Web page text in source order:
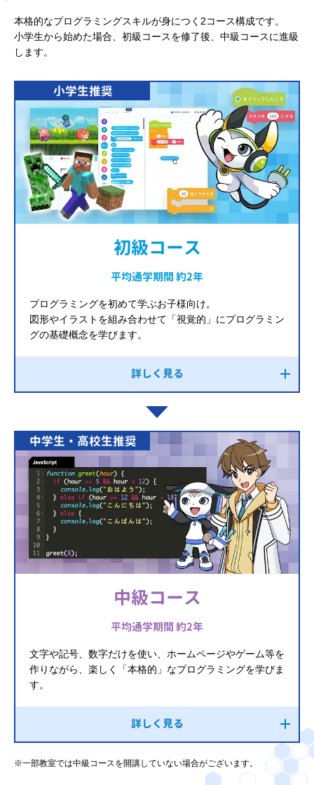
本格的なプログラミングスキルが身につく2コース構成です。
小学生から始めた場合、初級コースを修了後、中級コースに進級
します。
小学生推奨
初級コース
平均通学期間 約2年
プログラミングを初めて学ぶお子様向け。
図形やイラストを組み合わせて「視覚的」にプログラミン
グの基礎概念を学びます。
詳しく見る
中学生・高校生推奨
中級コース
平均通学期間 約2年
文字や記号、数字だけを使い、ホームページやゲーム等を
作りながら、楽しく「本格的」なプログラミングを学びま
す。
詳しく見る
※一部教室では中級コースを開講していない場合がございます。